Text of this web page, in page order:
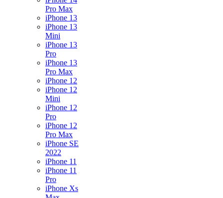
Pro Max
iPhone 13
iPhone 13
Mini
iPhone 13
Pro
iPhone 13
Pro Max
iPhone 12
iPhone 12
Mini
iPhone 12
Pro
iPhone 12
Pro Max
iPhone SE
2022
iPhone 11
iPhone 11
Pro
iPhone Xs